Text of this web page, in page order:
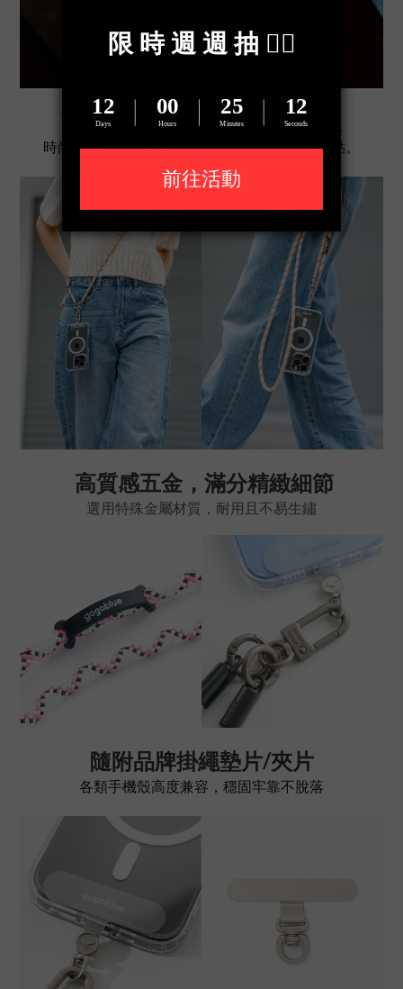
百搭配色，輕鬆融入各種造型
時尚與實用兼具，讓手機掛繩成為你的穿搭亮點。
高質感五金，滿分精緻細節
選用特殊金屬材質，耐用且不易生鏽
隨附品牌掛繩墊片/夾片
各類手機殼高度兼容，穩固牢靠不脫落